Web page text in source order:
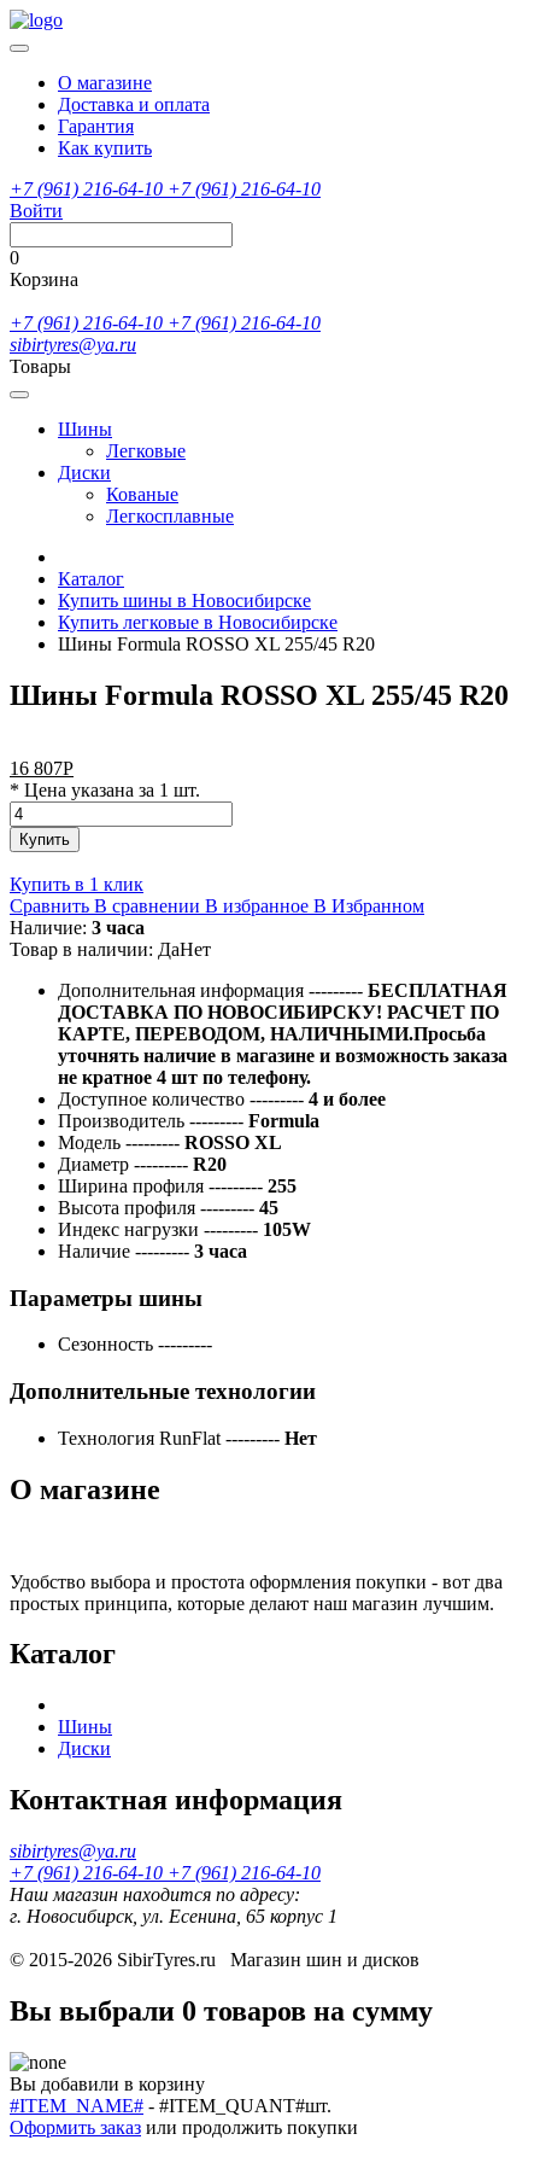
О магазине
Доставка и оплата
Гарантия
Как купить
+7 (961) 216-64-10 +7 (961) 216-64-10
Войти
0
Корзина
+7 (961) 216-64-10 +7 (961) 216-64-10
sibirtyres@ya.ru
Товары
Шины
Легковые
Диски
Кованые
Легкосплавные
Каталог
Купить шины в Новосибирске
Купить легковые в Новосибирске
Шины Formula ROSSO XL 255/45 R20
Шины Formula ROSSO XL 255/45 R20
16 807Р
* Цена указана за 1 шт.
Купить
Купить в 1 клик
Сравнить В сравнении В избранное В Избранном
Наличие: 3 часа
Товар в наличии: ДаНет
Дополнительная информация --------- БЕСПЛАТНАЯ
ДОСТАВКА ПО НОВОСИБИРСКУ! РАСЧЕТ ПО
КАРТЕ, ПЕРЕВОДОМ, НАЛИЧНЫМИ.Просьба
уточнять наличие в магазине и возможность заказа
не кратное 4 шт по телефону.
Доступное количество --------- 4 и более
Производитель --------- Formula
Модель --------- ROSSO XL
Диаметр --------- R20
Ширина профиля --------- 255
Высота профиля --------- 45
Индекс нагрузки --------- 105W
Наличие --------- 3 часа
Параметры шины
Сезонность ---------
Дополнительные технологии
Технология RunFlat --------- Нет
О магазине
Удобство выбора и простота оформления покупки - вот два
простых принципа, которые делают наш магазин лучшим.
Каталог
Шины
Диски
Контактная информация
sibirtyres@ya.ru
+7 (961) 216-64-10 +7 (961) 216-64-10
Наш магазин находится по адресу:
г. Новосибирск, ул. Есенина, 65 корпус 1
© 2015-2026 SibirTyres.ru Магазин шин и дисков
Вы выбрали 0 товаров на сумму
Вы добавили в корзину
#ITEM_NAME# - #ITEM_QUANT#шт.
Оформить заказ или продолжить покупки